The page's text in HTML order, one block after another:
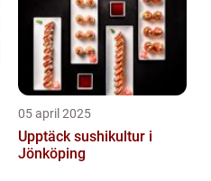
05 april 2025
Upptäck sushikultur i
Jönköping